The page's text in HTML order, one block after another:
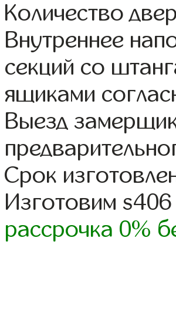
Количество
Внутреннее
секций со
ящиками
Выезд
Срок
Изготовим
рассрочка 0%